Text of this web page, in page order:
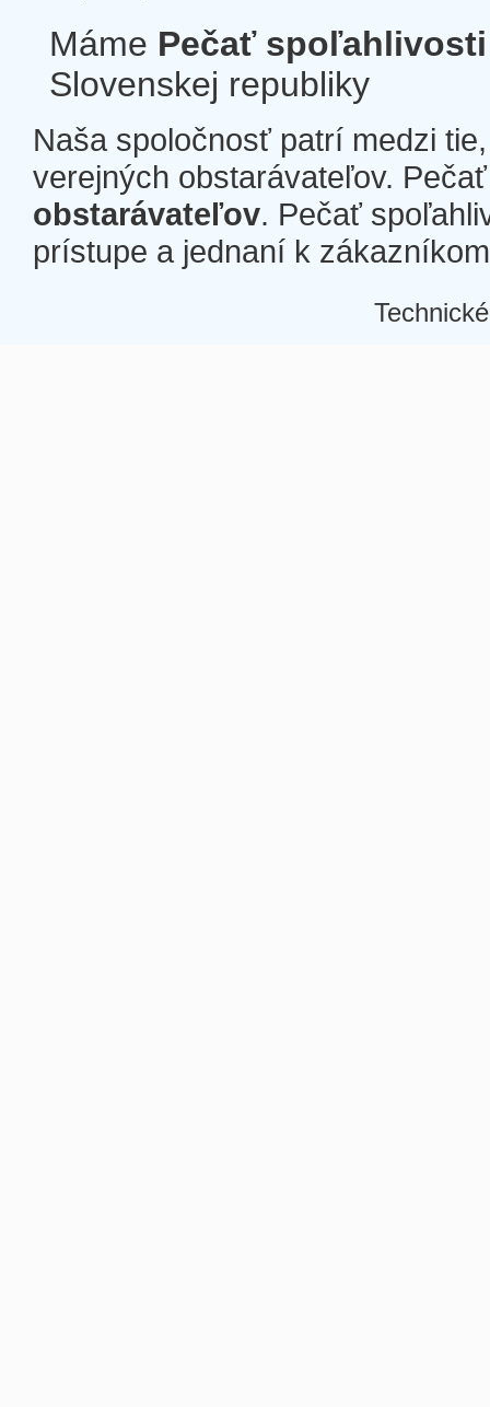
Máme Pečať spoľahlivosti
Slovenskej republiky
Naša spoločnosť patrí medzi
verejných obstarávateľov.
obstarávateľov. Pečať
prístupe a jednaní k